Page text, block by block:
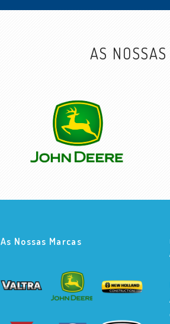
AS
As Nossas Marcas